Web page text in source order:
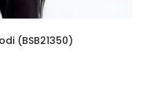
Moteriški Zomšiniai Batai